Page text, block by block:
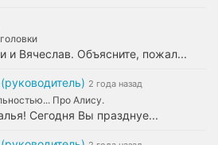
и Вячеслав. Объясните, пожал...
2 года назад
Про Алису.
Сегодня Вы празднуе...